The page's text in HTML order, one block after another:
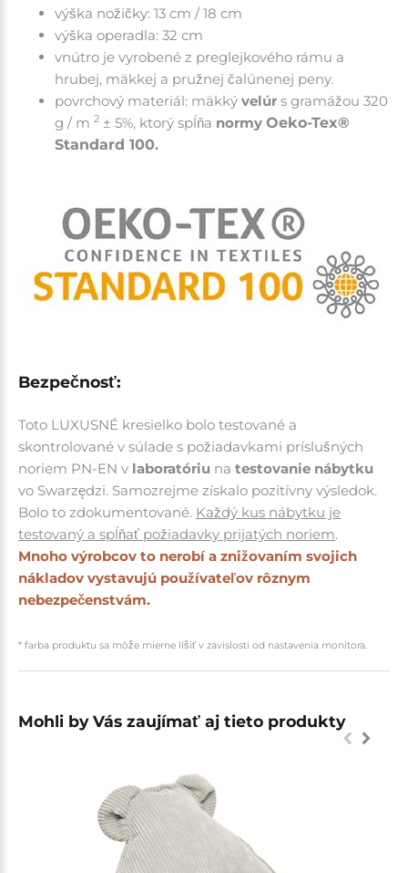
výška nožičky: 13 cm / 18 cm
výška operadla: 32 cm
vnútro je vyrobené z preglejkového rámu a
hrubej, mäkkej a pružnej čalúnenej peny.
povrchový materiál: mäkký velúr s gramážou 320
g / m 2 ± 5%, ktorý spĺňa normy Oeko-Tex®
Standard 100.
Bezpečnosť:
Toto LUXUSNÉ kresielko bolo testované a
skontrolované v súlade s požiadavkami príslušných
noriem PN-EN v laboratóriu na testovanie nábytku
vo Swarzędzi. Samozrejme získalo pozitívny výsledok.
Bolo to zdokumentované. Každý kus nábytku je
testovaný a spĺňať požiadavky prijatých noriem.
Mnoho výrobcov to nerobí a znižovaním svojich
nákladov vystavujú používateľov rôznym
nebezpečenstvám.
* farba produktu sa môže mierne líšiť v závislosti od nastavenia monitora.
Mohli by Vás zaujímať aj tieto produkty